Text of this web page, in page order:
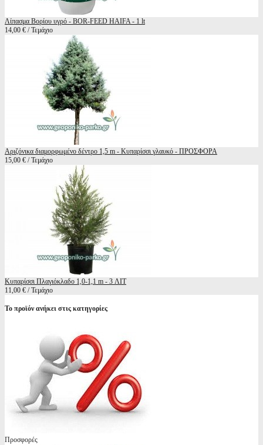
Λίπασμα Βορίου υγρό - BOR-FEED HAIFA - 1 lt
14,00 € / Τεμάχιο
Αριζόνικα διαμορφωμένο δέντρο 1,5 m - Κυπαρίσσι γλαυκό - ΠΡΟΣΦΟΡΑ
15,00 € / Τεμάχιο
Κυπαρίσσι Πλαγιόκλαδο 1,0-1,1 m - 3 ΛΙΤ
11,00 € / Τεμάχιο
Το προϊόν ανήκει στις κατηγορίες
Προσφορές